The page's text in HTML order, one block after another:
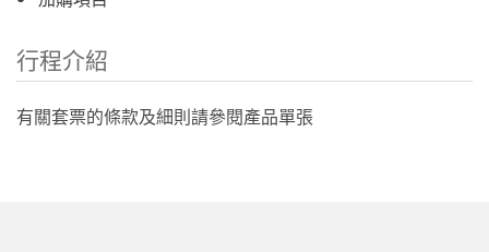
行程介紹
有關套票的條款及細則請參閱產品單張